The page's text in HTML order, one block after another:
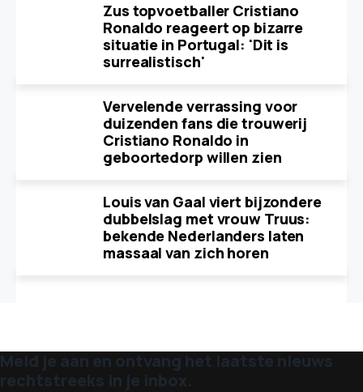
Zus topvoetballer Cristiano
Ronaldo reageert op bizarre
situatie in Portugal: 'Dit is
surrealistisch'
Vervelende verrassing voor
duizenden fans die trouwerij
Cristiano Ronaldo in
geboortedorp willen zien
Louis van Gaal viert bijzondere
dubbelslag met vrouw Truus:
bekende Nederlanders laten
massaal van zich horen
Meld je aan en ontvang het laatste nieuws
rechtstreeks in je inbox.